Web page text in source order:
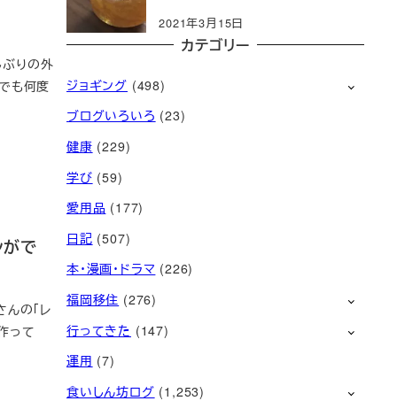
ぶりの外
も何度
がで
の「レ
って
2021年3月15日
カテゴリー
ジョギング (498)
ブログいろいろ (23)
健康 (229)
学び (59)
愛用品 (177)
日記 (507)
本・漫画・ドラマ (226)
福岡移住 (276)
行ってきた (147)
運用 (7)
食いしん坊ログ (1,253)